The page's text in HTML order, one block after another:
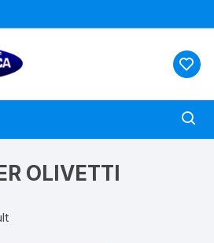
OLIVETTI